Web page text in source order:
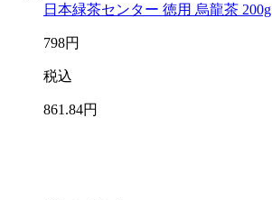
日本緑茶センター 徳用 烏龍茶 200g
798円
税込
861 .84円